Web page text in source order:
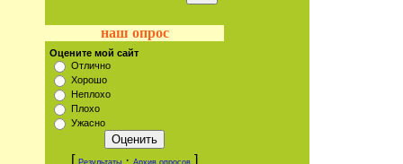
наш опрос
Оцените мой сайт
Отлично
Хорошо
Неплохо
Плохо
Ужасно
[ Результаты · Архив опросов ]